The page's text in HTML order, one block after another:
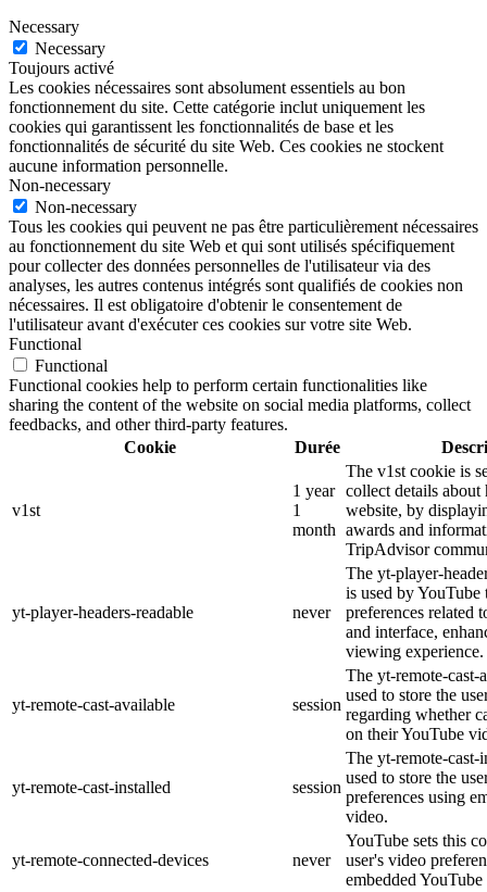
Necessary
Necessary
Toujours activé
Les cookies nécessaires sont absolument essentiels au bon
fonctionnement du site. Cette catégorie inclut uniquement les
cookies qui garantissent les fonctionnalités de base et les
fonctionnalités de sécurité du site Web. Ces cookies ne stockent
aucune information personnelle.
Non-necessary
Non-necessary
Tous les cookies qui peuvent ne pas être particulièrement nécessaires
au fonctionnement du site Web et qui sont utilisés spécifiquement
pour collecter des données personnelles de l'utilisateur via des
analyses, les autres contenus intégrés sont qualifiés de cookies non
nécessaires. Il est obligatoire d'obtenir le consentement de
l'utilisateur avant d'exécuter ces cookies sur votre site Web.
Functional
Functional
Functional cookies help to perform certain functionalities like
sharing the content of the website on social media platforms, collect
feedbacks, and other third-party features.
Cookie
Durée
v1st
1 year
1
month
The v1st cookie is
collect details
website, by
awards and
TripAdvisor
yt-player-headers-readable never
The yt-player-
is used by YouTube
preferences related
and interface,
viewing experience.
yt-remote-cast-available session
The yt-remote-cast-
used to store the
regarding whether
on their YouTube
yt-remote-cast-installed session
The yt-remote-cast-
used to store the
preferences using
video.
yt-remote-connected-devices never
YouTube sets this
user's video
embedded